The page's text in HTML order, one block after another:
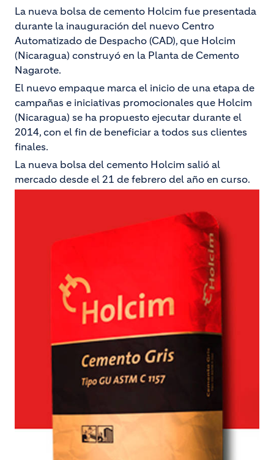
La nueva bolsa de cemento Holcim fue presentada
durante la inauguración del nuevo Centro
Automatizado de Despacho (CAD), que Holcim
(Nicaragua) construyó en la Planta de Cemento
Nagarote.
El nuevo empaque marca el inicio de una etapa de
campañas e iniciativas promocionales que Holcim
(Nicaragua) se ha propuesto ejecutar durante el
2014, con el fin de beneficiar a todos sus clientes
finales.
La nueva bolsa del cemento Holcim salió al
mercado desde el 21 de febrero del año en curso.